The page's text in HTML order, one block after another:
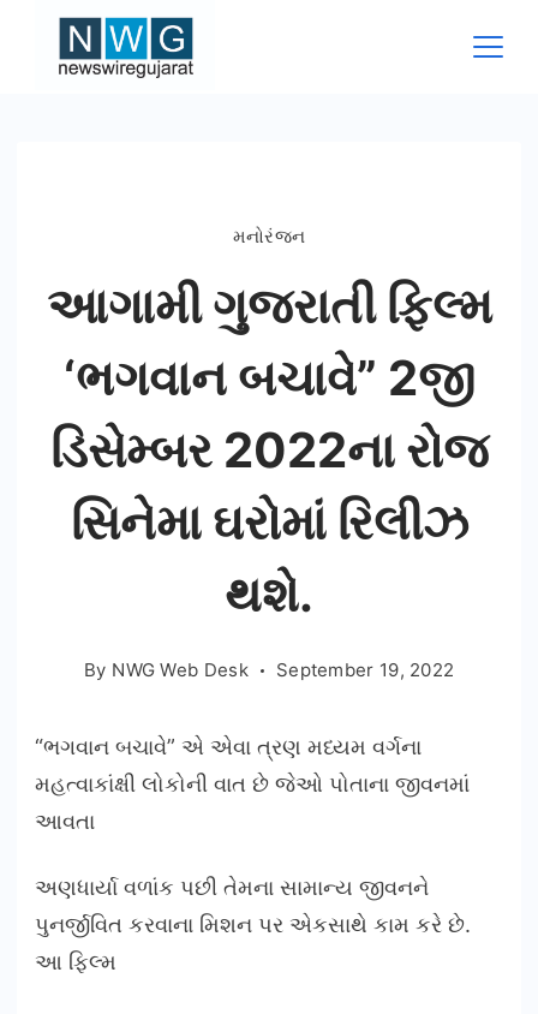
મનોરંજન
આગામી ગુજરાતી ફિલ્મ
‘ભગવાન બચાવે” 2જી
ડિસેમ્બર 2022ના રોજ
સિનેમા ઘરોમાં રિલીઝ
થશે.
By NWG Web Desk September 19, 2022
“ભગવાન બચાવે” એ એવા ત્રણ મધ્યમ વર્ગના
મહત્વાકાંક્ષી લોકોની વાત છે જેઓ પોતાના જીવનમાં
આવતા
અણધાર્યા વળાંક પછી તેમના સામાન્ય જીવનને
પુનર્જીવિત કરવાના મિશન પર એકસાથે કામ કરે છે.
આ ફિલ્મ